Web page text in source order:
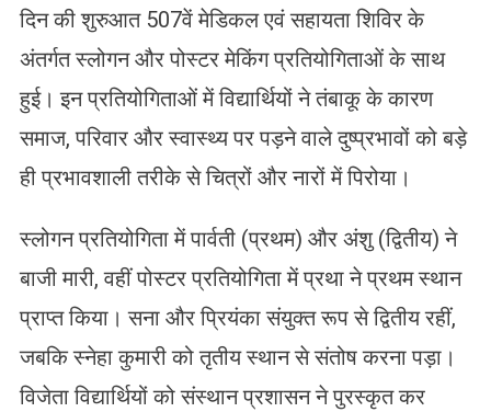
दिन की शुरुआत 507वें मेडिकल एवं सहायता शिविर के
अंतर्गत स्लोगन और पोस्टर मेकिंग प्रतियोगिताओं के साथ
हुई। इन प्रतियोगिताओं में विद्यार्थियों ने तंबाकू के कारण
समाज, परिवार और स्वास्थ्य पर पड़ने वाले दुष्प्रभावों को बड़े
ही प्रभावशाली तरीके से चित्रों और नारों में पिरोया।
स्लोगन प्रतियोगिता में पार्वती (प्रथम) और अंशु (द्वितीय) ने
बाजी मारी, वहीं पोस्टर प्रतियोगिता में प्रथा ने प्रथम स्थान
प्राप्त किया। सना और प्रियंका संयुक्त रूप से द्वितीय रहीं,
जबकि स्नेहा कुमारी को तृतीय स्थान से संतोष करना पड़ा।
विजेता विद्यार्थियों को संस्थान प्रशासन ने पुरस्कृत कर